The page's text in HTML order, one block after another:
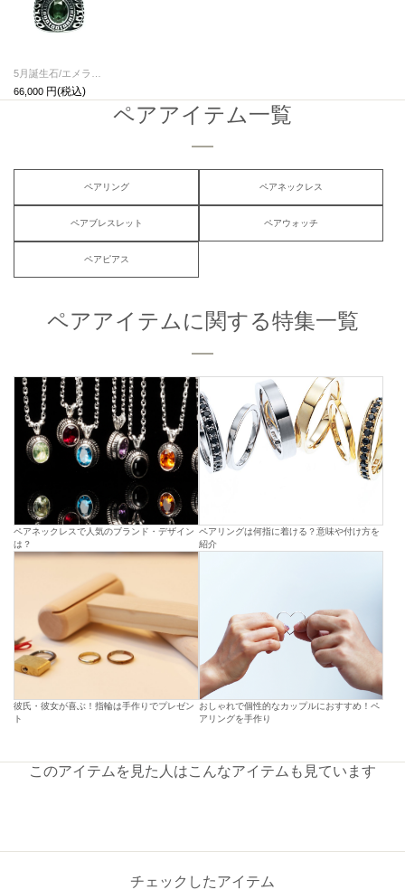
66,000
ペアアイテム一覧
ペアリング ペアネックレス
ペアブレスレット ペアウォッチ
ペアピアス
ペアアイテムに関する特集一覧
ペアネックレスで人気のブランド・デザイン
は？
ペアリングは何指に着ける？意味や付け方を
紹介
彼氏・彼女が喜ぶ！指輪は手作りでプレゼン
ト
おしゃれで個性的なカップルにおすすめ！ペ
アリングを手作り
このアイテムを見た人はこんなアイテムも見ています
チェックしたアイテム